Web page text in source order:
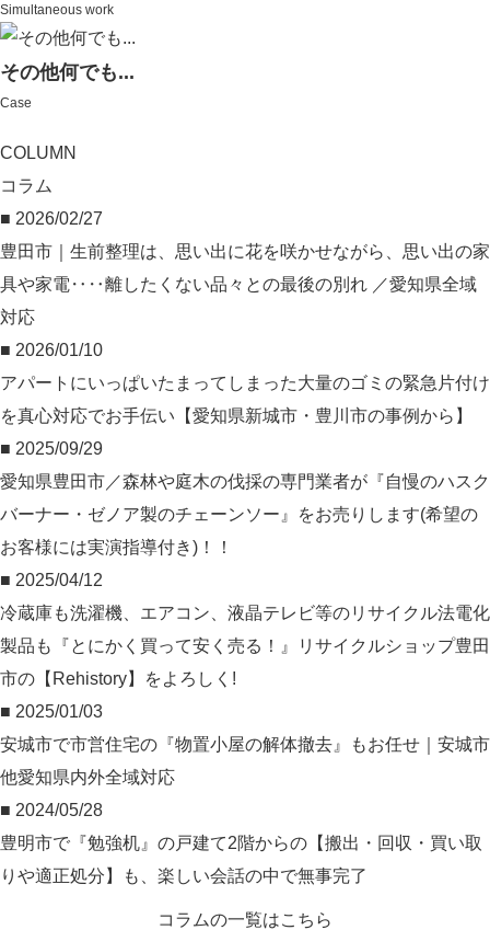
Simultaneous work
その他何でも...
Case
COLUMN
コラム
■ 2026/02/27
豊田市｜生前整理は、思い出に花を咲かせながら、思い出の家
具や家電‥‥離したくない品々との最後の別れ ／愛知県全域
対応
■ 2026/01/10
アパートにいっぱいたまってしまった大量のゴミの緊急片付け
を真心対応でお手伝い【愛知県新城市・豊川市の事例から】
■ 2025/09/29
愛知県豊田市／森林や庭木の伐採の専門業者が『自慢のハスク
バーナー・ゼノア製のチェーンソー』をお売りします(希望の
お客様には実演指導付き)！！
■ 2025/04/12
冷蔵庫も洗濯機、エアコン、液晶テレビ等のリサイクル法電化
製品も『とにかく買って安く売る！』リサイクルショップ豊田
市の【Rehistory】をよろしく!
■ 2025/01/03
安城市で市営住宅の『物置小屋の解体撤去』もお任せ｜安城市
他愛知県内外全域対応
■ 2024/05/28
豊明市で『勉強机』の戸建て2階からの【搬出・回収・買い取
りや適正処分】も、楽しい会話の中で無事完了
コラムの一覧はこちら